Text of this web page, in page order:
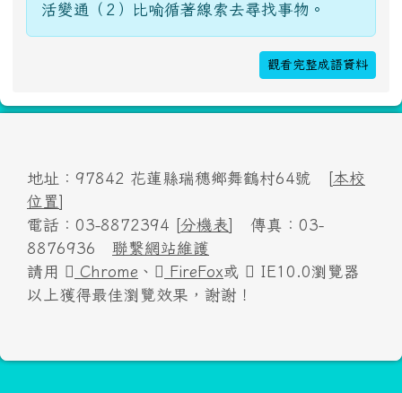
活變通（2）比喻循著線索去尋找事物。
觀看完整成語資料
地址：97842 花蓮縣瑞穗鄉舞鶴村64號 [
本校
位置
電話：03-8872394 [ 分機表
] 傳真：03-
8876936 聯繫網站維護
請用
Chrome 、 FireFox或
IE10.0瀏覽器
以上獲得最佳瀏覽效果，謝謝！